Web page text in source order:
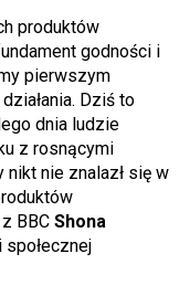
produktów
godności i
pierwszym
Dziś to
dnia ludzie
z rosnącymi
nikt nie znalazł się w
BBC Shona